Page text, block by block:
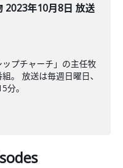
2023年10月8日 放送
プチャーチ」の主任牧
。 放送は毎週日曜日、
分。